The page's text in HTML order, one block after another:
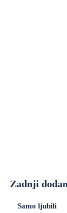
Zadnji
Samo ljubili